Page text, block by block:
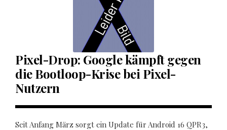
Pixel-Drop: Google kämpft gegen
die Bootloop-Krise bei Pixel-
Nutzern
Seit Anfang März sorgt ein Update für Android 16 QPR3,